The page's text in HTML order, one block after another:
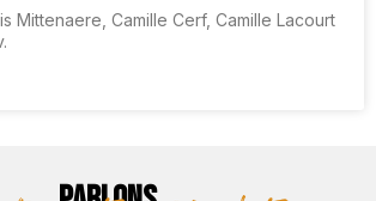
Mittenaere, Camille Cerf, Camille Lacourt